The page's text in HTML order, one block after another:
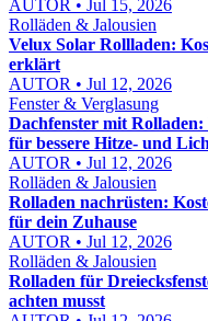
AUTOR • Jul 15, 2026
Rolläden & Jalousien
Velux Solar Rollladen:
erklärt
AUTOR • Jul 12, 2026
Fenster & Verglasung
Dachfenster mit
für bessere Hitze- und
AUTOR • Jul 12, 2026
Rolläden & Jalousien
Rolladen nachrüsten:
für dein Zuhause
AUTOR • Jul 12, 2026
Rolläden & Jalousien
Rolladen für
achten musst